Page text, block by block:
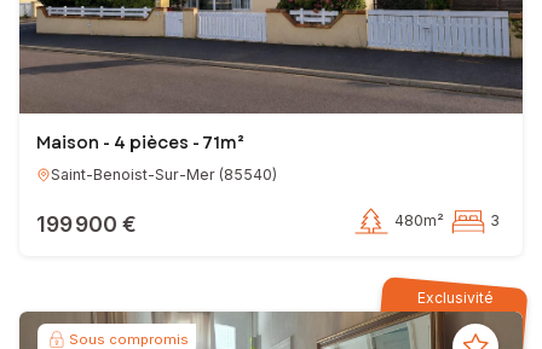
Maison - 4 pièces - 71m²
Saint-Benoist-Sur-Mer (85540)
199 900 € 480m² 3
Exclusivité
Sous compromis